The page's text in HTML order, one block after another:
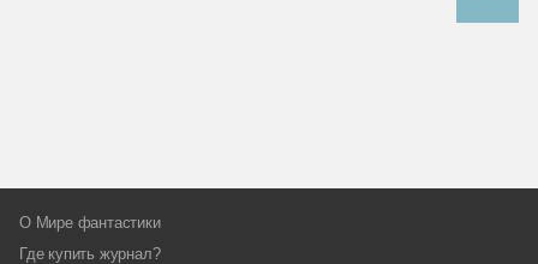
О Мире фантастики
Где купить журнал?